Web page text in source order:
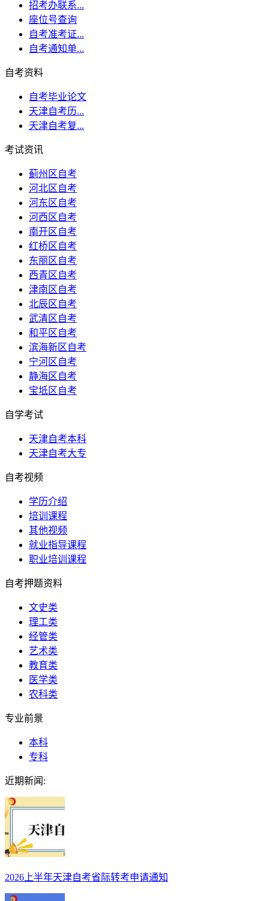
招考办联系...
座位号查询
自考准考证...
自考通知单...
自考资料
自考毕业论文
天津自考历...
天津自考复...
考试资讯
蓟州区自考
河北区自考
河东区自考
河西区自考
南开区自考
红桥区自考
东丽区自考
西青区自考
津南区自考
北辰区自考
武清区自考
和平区自考
滨海新区自考
宁河区自考
静海区自考
宝坻区自考
自学考试
天津自考本科
天津自考大专
自考视频
学历介绍
培训课程
其他视频
就业指导课程
职业培训课程
自考押题资料
文史类
理工类
经管类
艺术类
教育类
医学类
农科类
专业前景
本科
专科
近期新闻:
2026上半年天津自考省际转考申请通知